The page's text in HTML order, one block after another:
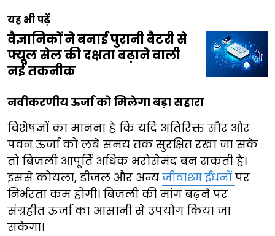
यह भी पढ़ें
वैज्ञानिकों ने बनाई पुरानी बैटरी से
फ्यूल सेल की दक्षता बढ़ाने वाली
नई तकनीक
नवीकरणीय ऊर्जा को मिलेगा बड़ा सहारा
विशेषज्ञों का मानना है कि यदि अतिरिक्त सौर और
पवन ऊर्जा को लंबे समय तक सुरक्षित रखा जा सके
तो बिजली आपूर्ति अधिक भरोसेमंद बन सकती है।
इससे कोयला, डीजल और अन्य जीवाश्म ईंधनों पर
निर्भरता कम होगी। बिजली की मांग बढ़ने पर
संग्रहीत ऊर्जा का आसानी से उपयोग किया जा
सकेगा।